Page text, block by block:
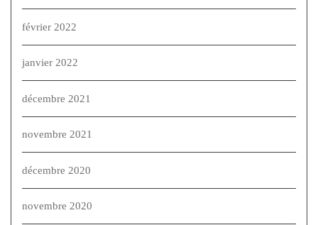
février 2022
janvier 2022
décembre 2021
novembre 2021
décembre 2020
novembre 2020